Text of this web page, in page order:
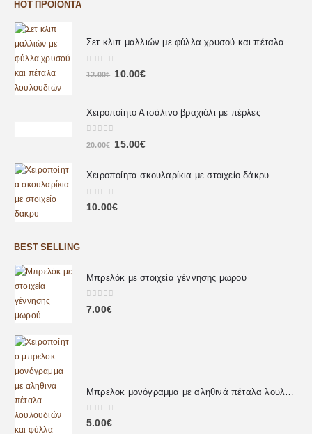
HOT ΠΡΟΪΌΝΤΑ
Σετ κλιπ μαλλιών με φύλλα χρυσού και πέταλα λουλουδιών
out of 5
12.00€ 10.00€
Χειροποίητο Ατσάλινο βραχιόλι με πέρλες
out of 5
20.00€ 15.00€
Χειροποίητα σκουλαρίκια με στοιχείο δάκρυ
0 out of 5
10.00€
BEST SELLING
Μπρελόκ με στοιχεία γέννησης μωρού
0out of 5
7.00€
0 out of 5
5.00€